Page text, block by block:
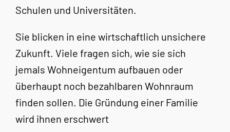
Schulen und Universitäten.
Sie blicken in eine wirtschaftlich unsichere
Zukunft. Viele fragen sich, wie sie sich
jemals Wohneigentum aufbauen oder
überhaupt noch bezahlbaren Wohnraum
finden sollen. Die Gründung einer Familie
wird ihnen erschwert